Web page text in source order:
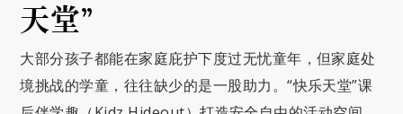
天堂”
大部分孩子都能在家庭庇护下度过无忧童年，但家庭处
境挑战的学童，往往缺少的是一股助力。“快乐天堂”课